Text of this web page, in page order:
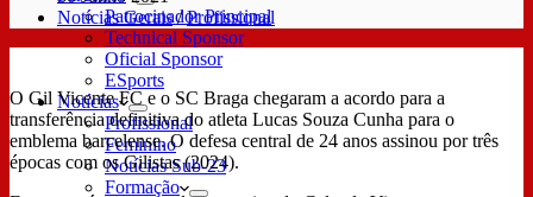
Patrocinador Principal
Technical Sponsor
Oficial Sponsor
ESports
Notícias
Profissional
Feminino
Notícias Sub-23
Formação
Notícias Gerais/Profissional
O Gil Vicente FC e o SC Braga chegaram a acordo para a
transferência definitiva do atleta Lucas Souza Cunha para o
emblema barcelense. O defesa central de 24 anos assinou por três
épocas com os Gilistas (2024).